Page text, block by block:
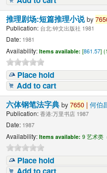
推理剧场:短篇推理小说by
Publication: 台北:钟文出版社 1981
Date: 1981
Availability: Items available: [861.57]
Place hold
Add to cart
六体钢笔法字典by7650 | 何伯
Publication: 香港:万里书店 1987
Date: 1987
Availability: Items available: 9 艺术类
Place hold